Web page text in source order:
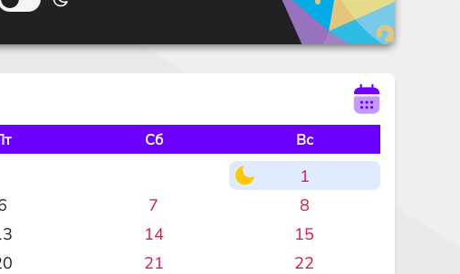
Сб Вс
1
7
8
14
15
21
22